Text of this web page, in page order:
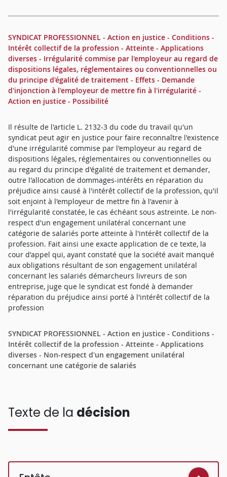
SYNDICAT PROFESSIONNEL - Action en justice - Conditions -
Intérêt collectif de la profession - Atteinte - Applications
diverses - Irrégularité commise par l'employeur au regard de
dispositions légales, réglementaires ou conventionnelles ou
du principe d'égalité de traitement - Effets - Demande
d'injonction à l'employeur de mettre fin à l'irrégularité -
Action en justice - Possibilité
Il résulte de l'article L. 2132-3 du code du travail qu'un
syndicat peut agir en justice pour faire reconnaître l'existence
d'une irrégularité commise par l'employeur au regard de
dispositions légales, réglementaires ou conventionnelles ou
au regard du principe d'égalité de traitement et demander,
outre l'allocation de dommages-intérêts en réparation du
préjudice ainsi causé à l'intérêt collectif de la profession, qu'il
soit enjoint à l'employeur de mettre fin à l'avenir à
l'irrégularité constatée, le cas échéant sous astreinte. Le non-
respect d'un engagement unilatéral concernant une
catégorie de salariés porte atteinte à l'intérêt collectif de la
profession. Fait ainsi une exacte application de ce texte, la
cour d'appel qui, ayant constaté que la société avait manqué
aux obligations résultant de son engagement unilatéral
concernant les salariés démarcheurs livreurs de son
entreprise, juge que le syndicat est fondé à demander
réparation du préjudice ainsi porté à l'intérêt collectif de la
profession
SYNDICAT PROFESSIONNEL - Action en justice - Conditions -
Intérêt collectif de la profession - Atteinte - Applications
diverses - Non-respect d'un engagement unilatéral
concernant une catégorie de salariés
Texte de la décision